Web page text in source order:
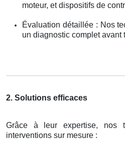
moteur, et dispositifs de
Évaluation détaillée : Nos
un diagnostic complet avant
2. Solutions efficaces
Grâce à leur expertise, nos
interventions sur mesure :